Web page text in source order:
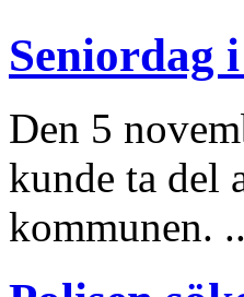
Seniordag
Den 5
kunde ta del
kommunen.